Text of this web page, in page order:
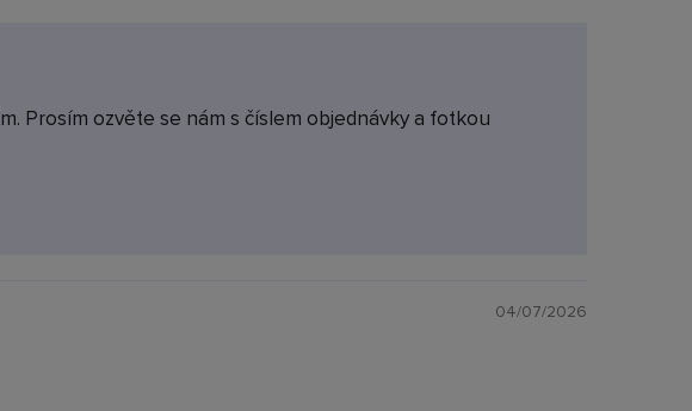
Prosím ozvěte se nám s číslem objednávky a fotkou
04/07/2026